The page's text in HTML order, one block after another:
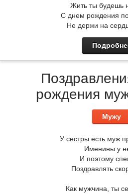
Жить ты будешь
С днем рождения
Не держи на
рождения
Мужу
У сестры есть муж
Именины у
И поэтому
Поздравлять
Как мужчина, ты